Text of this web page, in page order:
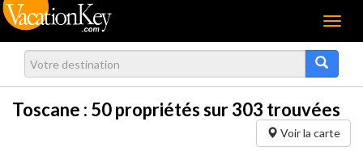
Menu
Toscane : 50propriétés sur 303 trouvées
Voir la carte